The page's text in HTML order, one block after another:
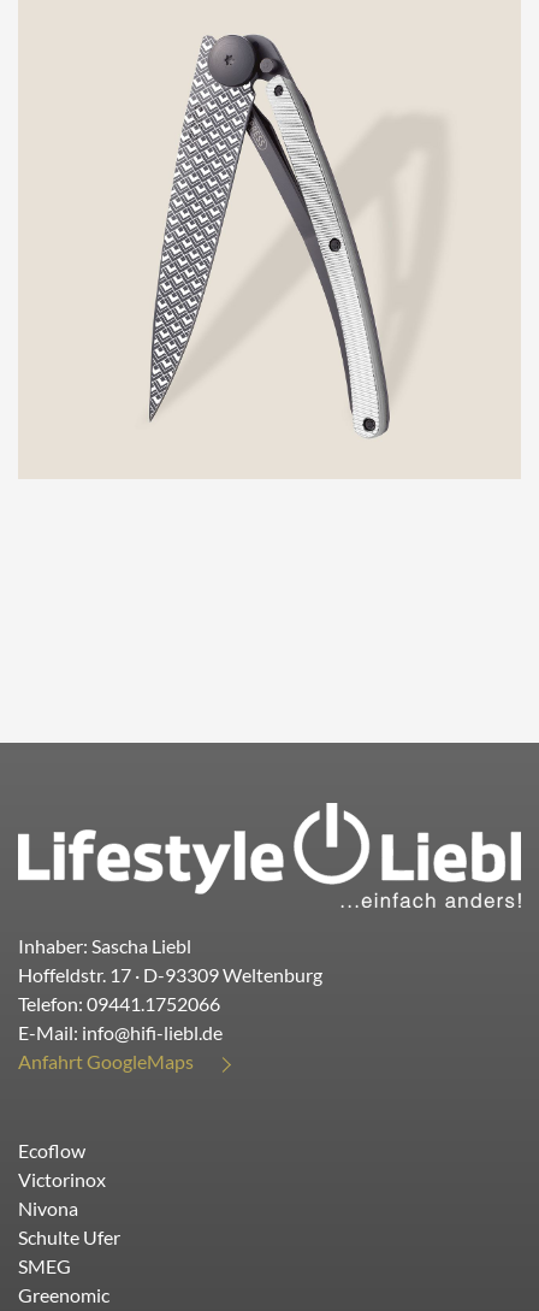
Inhaber: Sascha Liebl
Hoffeldstr. 17 · D-93309Weltenburg
Telefon: 09441.1752066
E-Mail: info@hifi-liebl.de
Anfahrt GoogleMaps
Ecoflow
Victorinox
Nivona
Schulte Ufer
SMEG
Greenomic